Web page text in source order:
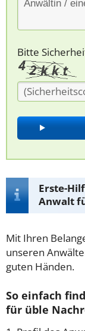
Bitte
Erste-
Anwalt
Mit Ihren
unseren
guten Händen.
So einfach
für üble